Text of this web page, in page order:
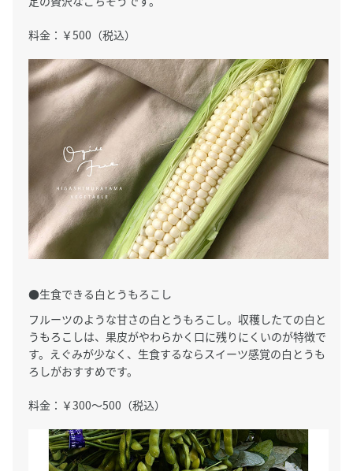
料金：￥500（税込）
●生食できる白とうもろこし
フルーツのような甘さの白とうもろこし。収穫したての白と
うもろこしは、果皮がやわらかく口に残りにくいのが特徴で
す。えぐみが少なく、生食するならスイーツ感覚の白とうも
ろしがおすすめです。
料金：￥300～500（税込）